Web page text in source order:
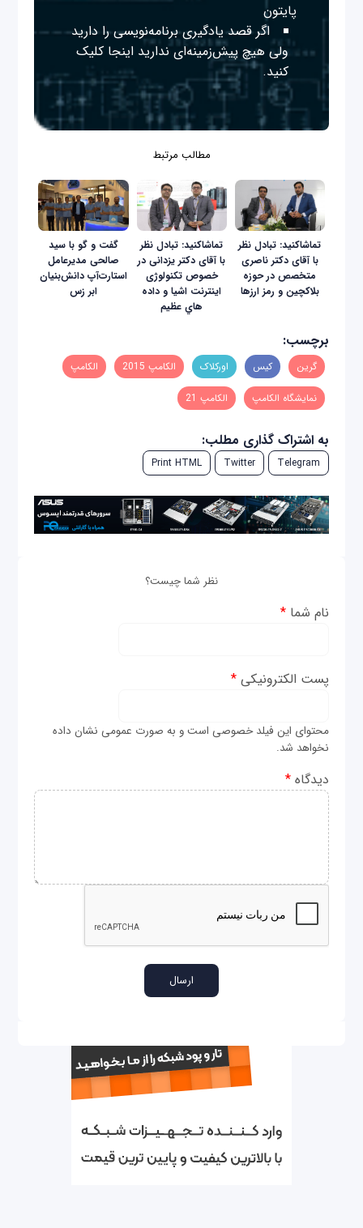
پایتون
اگر قصد یادگیری برنامه‌نویسی را دارید
ولی هیچ پیش‌زمینه‌ای نداریداینجا کلیک
کنید.
مطالب مرتبط
تماشاکنید: تبادل نظر
با آقای دکتر ناصری
متخصص در حوزه
بلاکچین و رمز ارزها
تماشاکنید: تبادل نظر
با آقای دکتر يزدانی در
خصوص تکنولوژی‌
اينترنت اشيا و داده
هاي عظيم
گفت و گو با سید
صالحی مدیرعامل
استارت‌آپ دانش‌بنیان
ابر زس
برچسب:
گرین کیس اورکلاک الکامپ 2015 الکامپ
نمایشگاه الکامپ الکامپ 21
به اشتراک گذاری مطلب:
Telegram
Twitter
Print HTML
نظر شما چیست؟
نام شما*
پست الکترونیکی*
محتوای این فیلد خصوصی است و به صورت عمومی نشان داده
نخواهد شد.
دیدگاه*